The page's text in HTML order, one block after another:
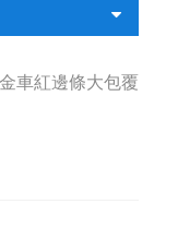
車紅邊條大包覆